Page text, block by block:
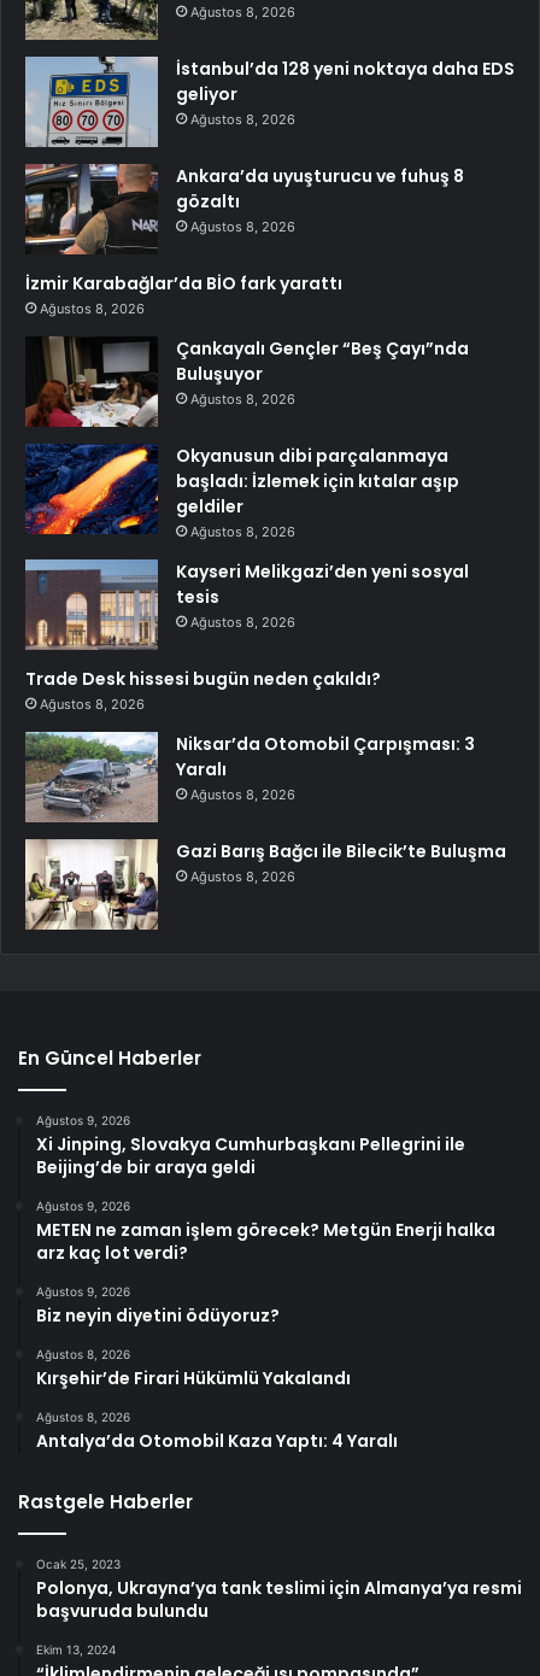
Ağustos 8, 2026
İstanbul’da 128 yeni noktaya daha EDS
geliyor
Ağustos 8, 2026
Ankara’da uyuşturucu ve fuhuş 8
gözaltı
Ağustos 8, 2026
İzmir Karabağlar’da BİO fark yarattı
Ağustos 8, 2026
Çankayalı Gençler “Beş Çayı”nda
Buluşuyor
Ağustos 8, 2026
Okyanusun dibi parçalanmaya
başladı: İzlemek için kıtalar aşıp
geldiler
Ağustos 8, 2026
Kayseri Melikgazi’den yeni sosyal
tesis
Ağustos 8, 2026
Trade Desk hissesi bugün neden çakıldı?
Ağustos 8, 2026
Niksar’da Otomobil Çarpışması: 3
Yaralı
Ağustos 8, 2026
Gazi Barış Bağcı ile Bilecik’te Buluşma
Ağustos 8, 2026
En Güncel Haberler
Ağustos 9, 2026
Xi Jinping, Slovakya Cumhurbaşkanı Pellegrini ile
Beijing’de bir araya geldi
Ağustos 9, 2026
METEN ne zaman işlem görecek? Metgün Enerji halka
arz kaç lot verdi?
Ağustos 9, 2026
Biz neyin diyetini ödüyoruz?
Ağustos 8, 2026
Kırşehir’de Firari Hükümlü Yakalandı
Ağustos 8, 2026
Antalya’da Otomobil Kaza Yaptı: 4 Yaralı
Rastgele Haberler
Ocak 25, 2023
Polonya, Ukrayna’ya tank teslimi için Almanya’ya resmi
başvuruda bulundu
Ekim 13, 2024